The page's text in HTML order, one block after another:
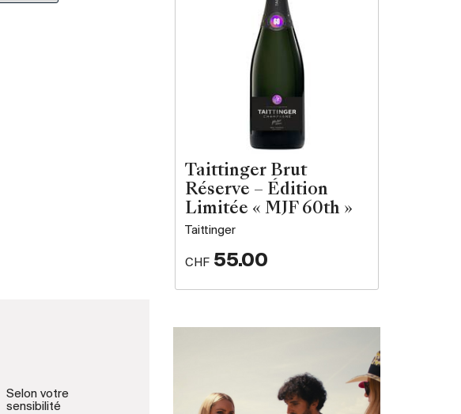
Selon votre
sensibilité
Taittinger Brut
Réserve – Édition
Limitée « MJF 60th »
Taittinger
CHF 55.00